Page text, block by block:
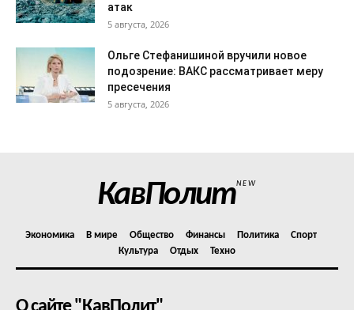
атак
5 августа, 2026
Ольге Стефанишиной вручили новое
подозрение: ВАКС рассматривает меру
пресечения
5 августа, 2026
КавПолитNEW
Экономика В мире Общество Финансы Политика
Спорт
Культура
Отдых Техно